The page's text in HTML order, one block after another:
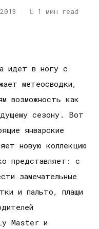
1 мин read
идет в ногу с
метеосводки,
возможность как
сезону. Вот
январские
новую коллекцию
представляет: с
замечательные
и пальто, плащи
Master и